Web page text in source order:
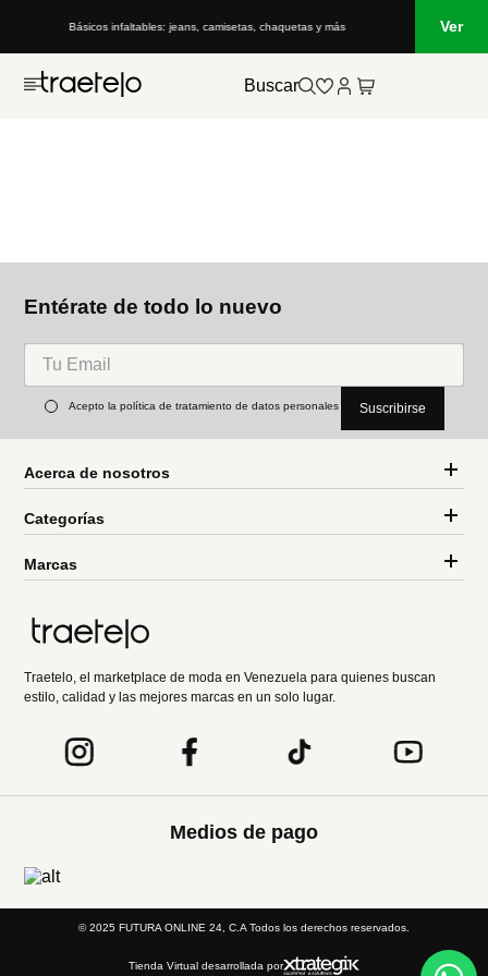
Básicos infaltables: jeans, camisetas, chaquetas y más Ver
Buscar
Entérate de todo lo nuevo
Acepto la política de tratamiento de datos personales Suscribirse
Acerca de nosotros
Categorías
Marcas
Traetelo, el marketplace de moda en Venezuela para quienes buscan
estilo, calidad y las mejores marcas en un solo lugar.
Medios de pago
© 2025 FUTURA ONLINE 24, C.A Todos los derechos reservados.
Tienda Virtual desarrollada por